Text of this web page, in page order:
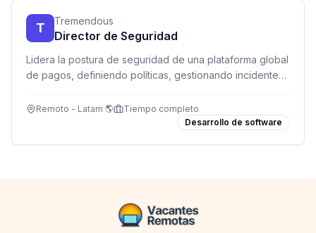
T Tremendous
Director de Seguridad
Lidera la postura de seguridad de una plataforma global
de pagos, definiendo políticas, gestionando incidentes
Remoto - Latam 🌎
Tiempo completo
Desarrollo de software